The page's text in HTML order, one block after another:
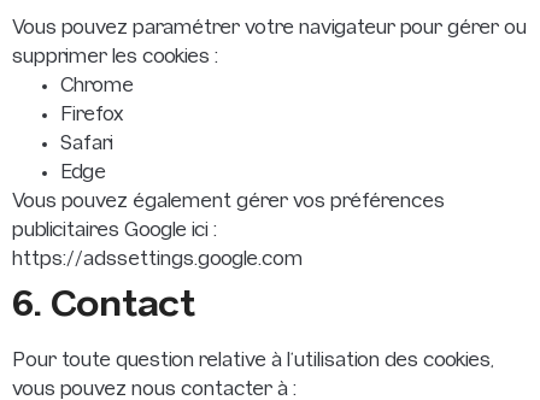
Vous pouvez paramétrer votre navigateur pour gérer ou
supprimer les cookies :
Chrome
Firefox
Safari
Edge
Vous pouvez également gérer vos préférences
publicitaires Google ici :
https://adssettings.google.com
6. Contact
Pour toute question relative à l’utilisation des cookies,
vous pouvez nous contacter à :